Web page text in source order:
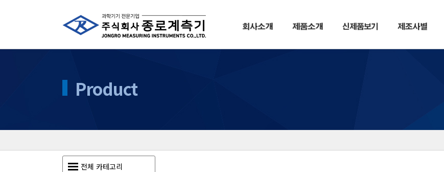
Product
전체 카테고리